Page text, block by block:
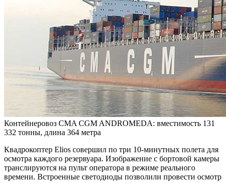
Контейнеровоз CMA CGM ANDROMEDA: вместимость 131
332 тонны, длина 364 метра
Квадрокоптер Elios совершил по три 10-минутных полета для
осмотра каждого резервуара. Изображение с бортовой камеры
транслируются на пульт оператора в режиме реального
времени. Встроенные светодиоды позволили провести осмотр